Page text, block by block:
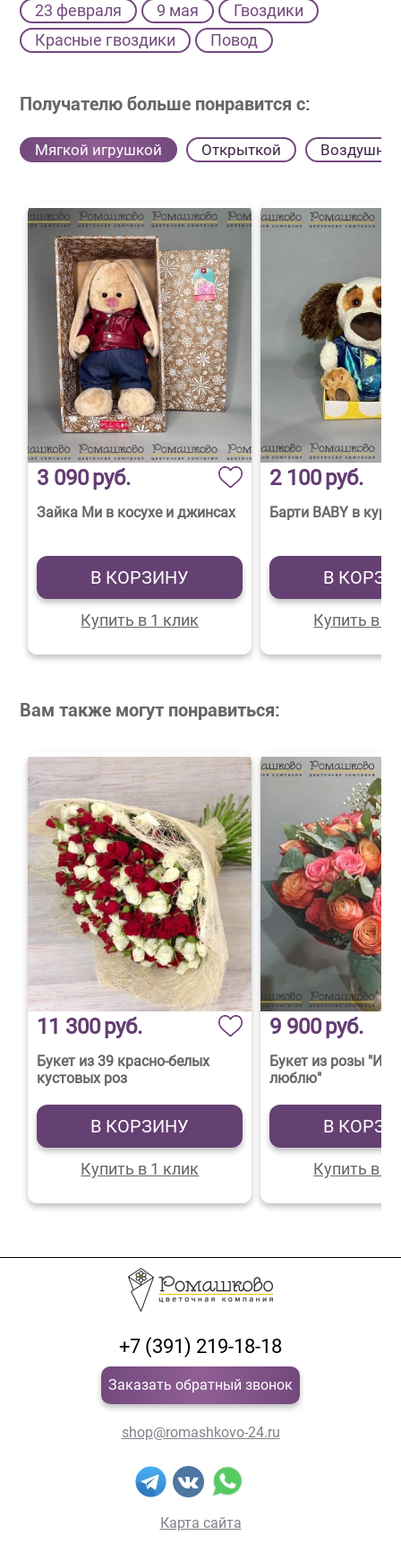
23 февраля 9 мая
Гвоздики
Красные гвоздики
Повод
Получателю больше понравится с:
Мягкой игрушкой Открыткой
3 090руб.
Зайка Ми в косухе и джинсах
В КОРЗИНУ
Купить в 1 клик
2 100руб.
Барти BABY в
В
Купить в 1
Вам также могут понравиться:
11 300руб.
Букет из 39 красно-белых
кустовых роз
В КОРЗИНУ
Купить в 1 клик
9 900руб.
Букет из розы
люблю"
В
Купить в 1
+7 (391) 219-18-18
Заказать обратный звонок
shop@romashkovo-24.ru
Карта сайта